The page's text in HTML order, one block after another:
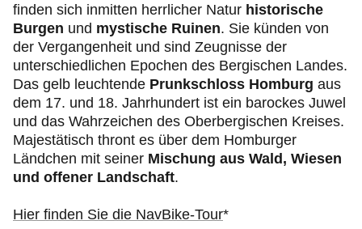
finden sich inmitten herrlicher Natur historische
Burgen und mystische Ruinen. Sie künden von
der Vergangenheit und sind Zeugnisse der
unterschiedlichen Epochen des Bergischen Landes.
Das gelb leuchtende Prunkschloss Homburg aus
dem 17. und 18. Jahrhundert ist ein barockes Juwel
und das Wahrzeichen des Oberbergischen Kreises.
Majestätisch thront es über dem Homburger
Ländchen mit seiner Mischung aus Wald, Wiesen
und offener Landschaft.
Hier finden Sie die NavBike-Tour*